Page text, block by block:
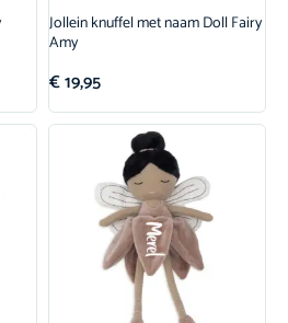
Jollein knuffel met naam Doll Fairy
Amy
€19,95